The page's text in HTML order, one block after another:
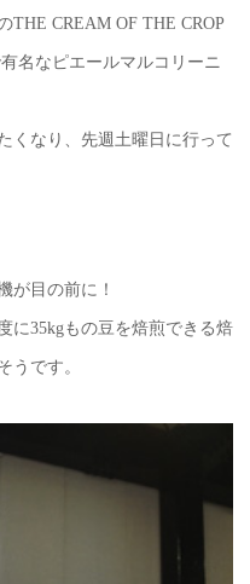
THE CREAM OF THE CROP
名なピエールマルコリーニ
くなり、先週土曜日に行って
が目の前に！
に35kgもの豆を焙煎できる焙
うです。